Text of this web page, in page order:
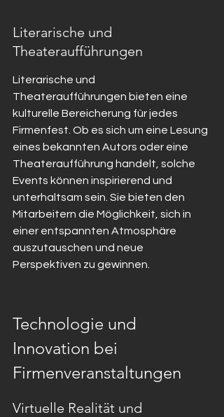
Literarische und
Theateraufführungen
Literarische und
Theateraufführungen bieten eine
kulturelle Bereicherung für jedes
Firmenfest. Ob es sich um eine Lesung
eines bekannten Autors oder eine
Theateraufführung handelt, solche
Events können inspirierend und
unterhaltsam sein. Sie bieten den
Mitarbeitern die Möglichkeit, sich in
einer entspannten Atmosphäre
auszutauschen und neue
Perspektiven zu gewinnen.
Technologie und
Innovation bei
Firmenveranstaltungen
Virtuelle Realität und